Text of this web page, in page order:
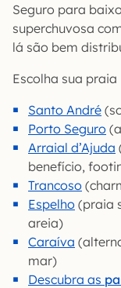
Seguro para
superchuvosa
lá são bem
Escolha sua praia
Santo André
Porto Seguro
Arraial d’Ajuda
benefício,
Trancoso
Espelho (praia
areia)
Caraíva
mar)
Descubra as